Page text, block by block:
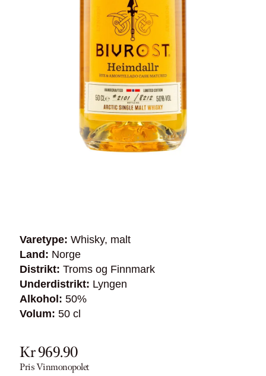
Varetype: Whisky, malt
Land: Norge
Distrikt: Troms og Finnmark
Underdistrikt: Lyngen
Alkohol: 50%
Volum: 50 cl
Kr 969.90
Pris Vinmonopolet